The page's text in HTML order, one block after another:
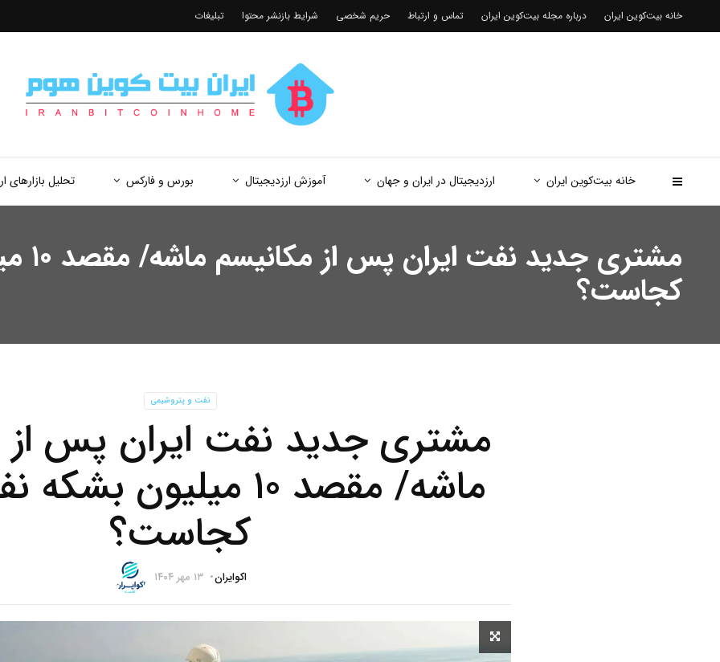
خانه بیت‌کوین ایران ارزدیجیتال در ایران و جهان آموزش ارزدیجیتال بورس و فارکس تحلیل بازارهای
خانه بیت‌کوین ایران درباره مجله بیت‌کوین ایران تماس و ارتباط حریم شخصی شرایط بازنشر محتوا تبلیغات
کجاست؟
نفت و پتروشیمی
مشتری جدید نفت ایران پس از
ماشه/ مقصد ۱۰ میلیون
کجاست؟
اکوایران ۱۳ مهر ۱۴۰۴